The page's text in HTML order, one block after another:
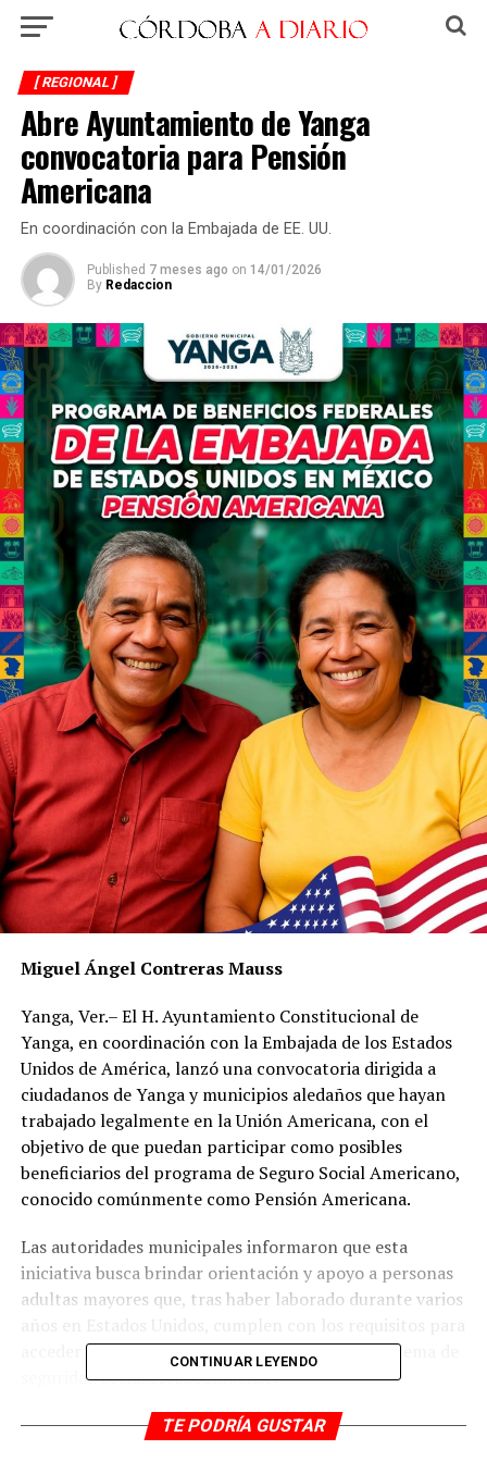
[ REGIONAL ]
Abre Ayuntamiento de Yanga
convocatoria para Pensión
Americana
En coordinación con la Embajada de EE. UU.
Published 7 meses ago on 14/01/2026
By Redaccion
Miguel Ángel Contreras Mauss
Yanga, Ver.– El H. Ayuntamiento Constitucional de
Yanga, en coordinación con la Embajada de los Estados
Unidos de América, lanzó una convocatoria dirigida a
ciudadanos de Yanga y municipios aledaños que hayan
trabajado legalmente en la Unión Americana, con el
objetivo de que puedan participar como posibles
beneficiarios del programa de Seguro Social Americano,
conocido comúnmente como Pensión Americana.
Las autoridades municipales informaron que esta
iniciativa busca brindar orientación y apoyo a personas
adultas mayores que, tras haber laborado durante varios
acceder a este derecho adquirido a través del sistema de
seguridad social estadounidense.
De acuerdo con la convocatoria, los requisitos para el
CONTINUAR LEYENDO
TE PODRÍA GUSTAR